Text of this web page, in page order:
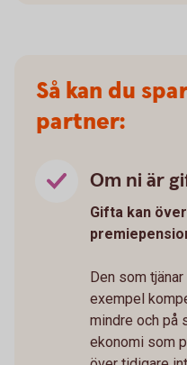
Så kan du
partner:
Om ni är
Gifta kan
Den som
exempel
mindre och på
ekonomi som